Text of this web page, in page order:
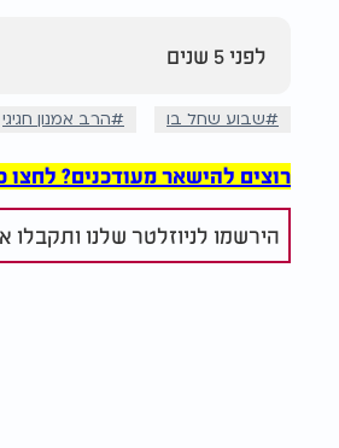
לפני 5 שנים
שבוע שחל בו הרב אמנון חגיגי
רוצים להישאר מעודכנים? לחצו
הירשמו לניוזלטר שלנו